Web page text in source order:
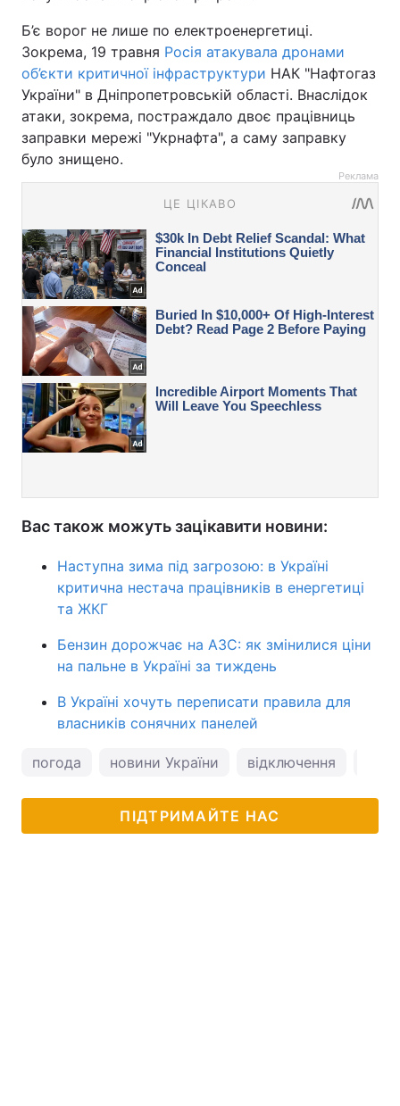
Б’є ворог не лише по електроенергетиці.
Зокрема, 19 травня Росія атакувала дронами
об’єкти критичної інфраструктури НАК "Нафтогаз
України" в Дніпропетровській області. Внаслідок
атаки, зокрема, постраждало двоє працівниць
заправки мережі "Укрнафта", а саму заправку
було знищено.
Реклама
Вас також можуть зацікавити новини:
Наступна зима під загрозою: в Україні
критична нестача працівників в енергетиці
та ЖКГ
Бензин дорожчає на АЗС: як змінилися ціни
на пальне в Україні за тиждень
В Україні хочуть переписати правила для
власників сонячних панелей
погода новини України відключення
ПІДТРИМАЙТЕ НАС